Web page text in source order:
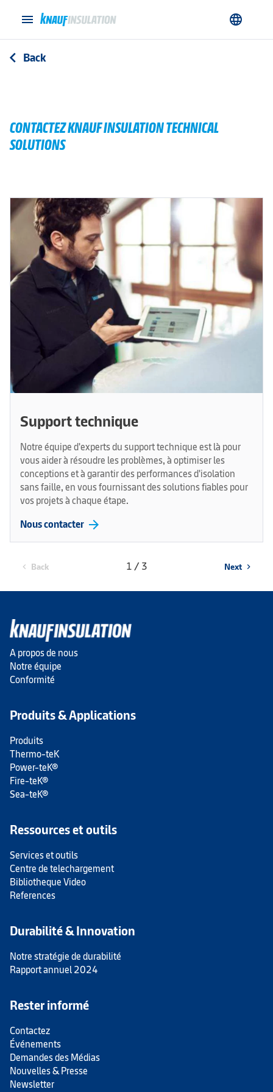
menu language
arrow_back_ios Back
CONTACTEZ KNAUF INSULATION TECHNICAL
SOLUTIONS
Support technique
Notre équipe d'experts du support technique est là pour
vous aider à résoudre les problèmes, à optimiser les
conceptions et à garantir des performances d'isolation
sans faille, en vous fournissant des solutions fiables pour
vos projets à chaque étape.
Nous contacter arrow_forward
chevron_left Back 1 / 3 Next chevron_right
A propos de nous
Notre équipe
Conformité
Produits & Applications
Produits
Thermo-teK
Power-teK®
Fire-teK®
Sea-teK®
Ressources et outils
Services et outils
Centre de telechargement
Bibliotheque Video
References
Durabilité & Innovation
Notre stratégie de durabilité
Rapport annuel 2024
Rester informé
Contactez
Événements
Demandes des Médias
Nouvelles & Presse
Newsletter